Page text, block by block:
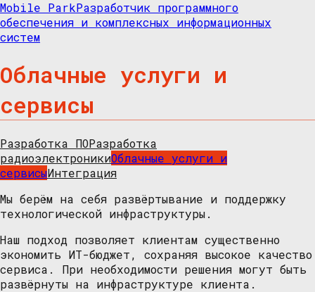
Mobile ParkРазработчик программного
обеспечения и комплексных информационных
систем
Облачные услуги и
сервисы
Разработка ПОРазработка
радиоэлектроникиОблачные услуги и
сервисыИнтеграция
Мы берём на себя развёртывание и поддержку
технологической инфраструктуры.
Наш подход позволяет клиентам существенно
экономить ИТ-бюджет, сохраняя высокое качество
сервиса. При необходимости решения могут быть
развёрнуты на инфраструктуре клиента.